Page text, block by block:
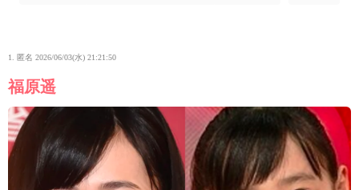
1. 匿名 2026/06/03(水) 21:21:50
福原遥